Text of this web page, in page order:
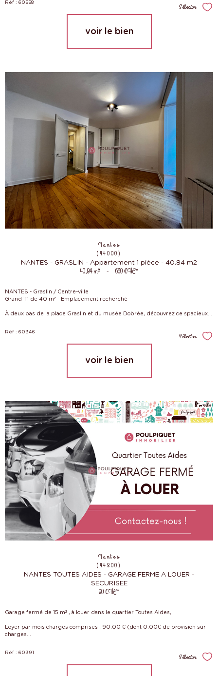
Réf : 60558
Sélection
voir le bien
Nantes
(44000)
NANTES - GRASLIN - Appartement 1 pièce - 40.84 m2
40,84 m² - 660 €HC*
NANTES - Graslin / Centre-ville
Grand T1 de 40 m² - Emplacement recherché
À deux pas de la place Graslin et du musée Dobrée, découvrez ce spacieux...
Réf : 60346
Sélection
voir le bien
Nantes
(44300)
NANTES TOUTES AIDES - GARAGE FERME A LOUER -
SECURISEE
90 €HC*
Garage fermé de 15 m² , à louer dans le quartier Toutes Aides,
Loyer par mois charges comprises : 90.00 € (dont 0.00€ de provision sur
charges...
Réf : 60391
Sélection